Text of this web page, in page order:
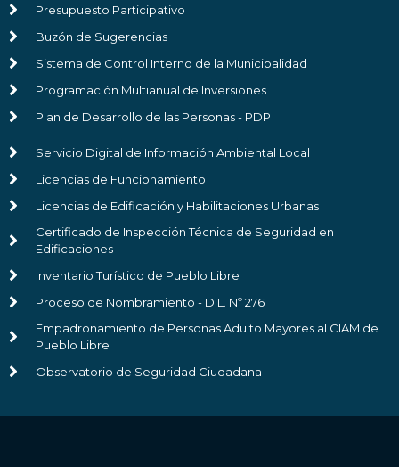
Presupuesto Participativo
Buzón de Sugerencias
Sistema de Control Interno de la Municipalidad
Programación Multianual de Inversiones
Plan de Desarrollo de las Personas - PDP
Servicio Digital de Información Ambiental Local
Licencias de Funcionamiento
Licencias de Edificación y Habilitaciones Urbanas
Certificado de Inspección Técnica de Seguridad en
Edificaciones
Inventario Turístico de Pueblo Libre
Proceso de Nombramiento - D.L. Nº 276
Empadronamiento de Personas Adulto Mayores al CIAM de
Pueblo Libre
Observatorio de Seguridad Ciudadana